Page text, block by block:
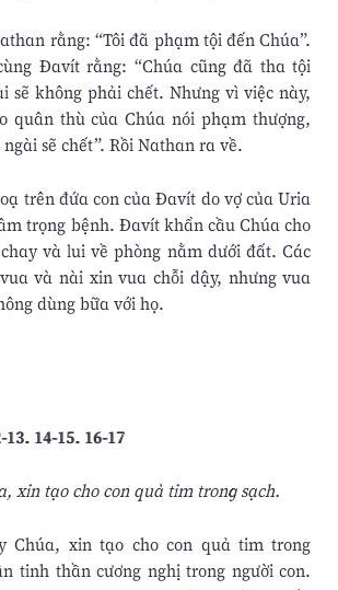
rằng: “Tôi đã phạm tội đến Chúa”.
Ðavít rằng: “Chúa cũng đã tha tội
sẽ không phải chết. Nhưng vì việc này,
quân thù của Chúa nói phạm thượng,
sẽ chết”. Rồi Nathan ra về.
trên đứa con của Ðavít do vợ của Uria
trọng bệnh. Ðavít khẩn cầu Chúa cho
và lui về phòng nằm dưới đất. Các
và nài xin vua chỗi dậy, nhưng vua
dùng bữa với họ.
14-15. 16-17
xin tạo cho con quả tim trong sạch.
Chúa, xin tạo cho con quả tim trong
tinh thần cương nghị trong người con.